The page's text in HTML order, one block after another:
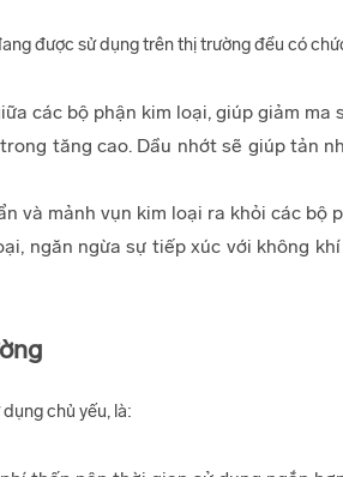
được sử dụng trên thị trường đều có
các bộ phận kim loại, giúp giảm ma
tăng cao. Dầu nhớt sẽ giúp tản
và mảnh vụn kim loại ra khỏi các bộ
ngăn ngừa sự tiếp xúc với không
chủ yếu, là: